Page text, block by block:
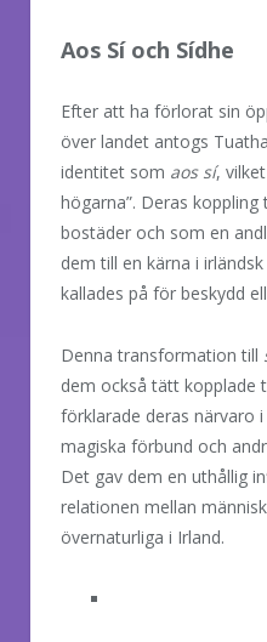
Aos Sí och Sídhe
Efter att ha förlorat sin
över landet antogs
identitet som aos sí,
högarna”. Deras koppling
bostäder och som en
dem till en kärna i
kallades på för beskydd
Denna transformation till
dem också tätt kopplade
förklarade deras närvaro
magiska förbund och
Det gav dem en uthållig
relationen mellan
övernaturliga i Irland.